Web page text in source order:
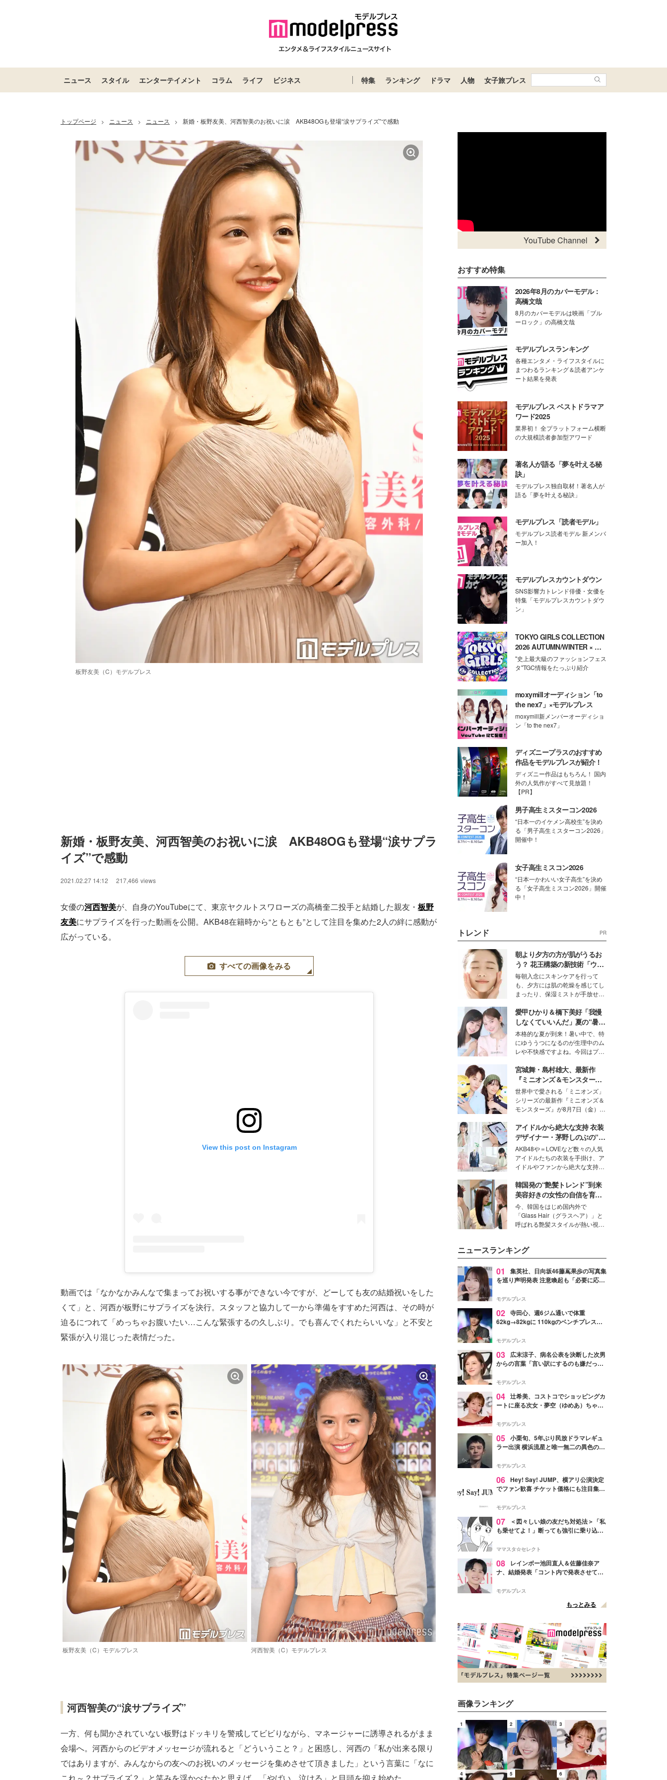
ニュース スタイル エンターテイメント コラム ライフ ビジネス 特集 ランキング ドラマ 人物 女子旅プレス
トップページ > ニュース > ニュース > 新婚・板野友美、河西智美のお祝いに涙 AKB48OGも登場“涙サプライズ”で感動
板野友美（C）モデルプレス
新婚・板野友美、河西智美のお祝いに涙　AKB48OGも登場“涙サプラ
イズ”で感動
2021.02.27 14:12 217,466 views
女優の河西智美が、自身のYouTubeにて、東京ヤクルトスワローズの高橋奎二投手と結婚した親友・ 板野
友美にサプライズを行った動画を公開。AKB48在籍時から“ともとも”として注目を集めた2人の絆に感動が
広がっている。
すべての画像をみる
View this post on Instagram
動画では「なかなかみんなで集まってお祝いする事ができない今ですが、どーしても友の結婚祝いをした
くて」と、河西が板野にサプライズを決行。スタッフと協力して一から準備をすすめた河西は、その時が
迫るにつれて「めっちゃお腹いたい…こんな緊張するの久しぶり。でも喜んでくれたらいいな」と不安と
緊張が入り混じった表情だった。
板野友美（C）モデルプレス 河西智美（C）モデルプレス
河西智美の“涙サプライズ”
一方、何も聞かされていない板野はドッキリを警戒してビビりながら、マネージャーに誘導されるがまま
会場へ。河西からのビデオメッセージが流れると「どういうこと？」と困惑し、河西の「私が出来る限り
ではありますが、みんなからの友へのお祝いのメッセージを集めさせて頂きました」という言葉に「なに
YouTube Channel
おすすめ特集
2026年8月のカバーモデル：
高橋文哉
8月のカバーモデルは映画「ブル
ーロック」の高橋文哉
モデルプレスランキング
各種エンタメ・ライフスタイルに
まつわるランキング＆読者アンケ
ート結果を発表
モデルプレス ベストドラマア
ワード2025
業界初！ 全プラットフォーム横断
の大規模読者参加型アワード
著名人が語る「夢を叶える秘
訣」
モデルプレス独自取材！著名人が
語る「夢を叶える秘訣」
モデルプレス「読者モデル」
モデルプレス読者モデル 新メンバ
ー加入！
モデルプレスカウントダウン
SNS影響力トレンド俳優・女優を
特集「モデルプレスカウントダウ
ン」
TOKYO GIRLS COLLECTION
2026 AUTUMN/WINTER × モ
デルプレス
"史上最大級のファッションフェス
タ"TGC情報をたっぷり紹介
moxymillオーディション「to
the nex7」×モデルプレス
moxymill新メンバーオーディショ
ン「to the nex7」
ディズニープラスのおすすめ
作品をモデルプレスが紹介！
ディズニー作品はもちろん！ 国内
外の人気作がすべて見放題！
【PR】
男子高生ミスターコン2026
“日本一のイケメン高校生”を決め
る「男子高生ミスターコン2026」
開催中！
女子高生ミスコン2026
“日本一かわいい女子高生”を決め
る「女子高生ミスコン2026」開催
中！
トレンド PR
朝より夕方の方が肌がうるお
う？ 花王構築の新技術「ウォ
ーターキャプチャリングスキ
ン（捕水肌）」がスキンケア
の常識を変える予感
毎朝入念にスキンケアを行って
も、夕方には肌の乾燥を感じてし
まったり、保湿ミストが手放せな
な美容の常識を大きく変える可能
性を秘めた、革新的な「Water
Capturing Skin（ウォーターキャ
プチャリングスキン：捕水肌）」
技術を、花王が構築した。
愛甲ひかり＆橋下美好「我慢
しなくていいんだ」夏の“暑さ
対策”の新しい選択肢とは？
本格的な夏が到来！暑い中で、特
にゆううつになるのが生理中のム
レや不快感ですよね。今回はプラ
モデル・愛甲ひかりさんと橋下美
好さんを迎えて本音で女子会トー
ク。猛暑のお出かけを快適に過ご
すヒントや、2人が感動した夏の
生理の新常識にも迫りました。
宮城舞・島村雄大、最新作
『ミニオンズ＆モンスター
ズ』の魅力熱弁 ハチャメチャ
だけじゃない“友情と絆”に感
動
世界中で愛される「ミニオンズ」
シリーズの最新作『ミニオンズ＆
モンスターズ』が8月7日（金）に
ニオン好き”という共通点を持つモ
デルの宮城舞と島村雄大の特別対
談をお届け！それぞれの視点か
ら、今作ならではの魅力や予想外
の感動をもたらす奥深いストーリ
ーについて熱く語り合ってもらっ
た。
アイドルから絶大な支持 衣装
デザイナー・茅野しのぶの“可
愛い”を作る美学＜「シチズン
クロスシー」インタビュー＞
AKB48や＝LOVEなど数々の人気
アイドルたちの衣装を手掛け、ア
イドルやファンから絶大な支持を
取締役兼クリエイティブディレク
ター・茅野しのぶ。一人ひとりの
個性に寄り添い、魅力を引き出す
衣装作りは、多くの女性たちに勇
気と自信を与え続けている。
韓国発の“艶髪トレンド”到来
美容好きの女性の自信を育む
「ヘアケア事情」って？
今、韓国をはじめ国内外で
「Glass Hair（グラスヘア）」と
呼ばれる艶髪スタイルが熱い視線
して、“髪そのものの美しさ”に改
めて注目する人が増えている様
子。今回は、そんな憧れの艶やか
な髪を日常で叶える、美容好きの
ます。
ニュースランキング
01
集英社、日向坂46藤嶌果歩の写真集
を巡り声明発表 注意喚起も「必要に応じ
モデルプレス
02 寺田心、週6ジム通いで体重
62kg→82kgに 110kgのベンチプレス持
「かっこいい」と反響
モデルプレス
03
広末涼子、病名公表を決断した次男
からの言葉「言い訳にするのも嫌だっ
モデルプレス
04 辻希美、コストコでショッピングカ
ートに座る次女・夢空（ゆめあ）ちゃん
ぎ」「成長を感じる」の声
モデルプレス
05 小栗旬、5年ぶり民放ドラマレギュ
ラー出演 横浜流星と唯一無二の異色のバ
モデルプレス
06 Hey! Say! JUMP、横アリ公演決定
でファン歓喜 チケット価格にも注目集ま
モデルプレス
07
＜図々しい娘の友だち対処法＞「私
も乗せてよ！」断っても強引に乗り込ん
ママスタ☆セレクト
08
レインボー池田直人＆佐藤佳奈ア
ナ、結婚発表「コント内で発表させてい
点変更のため
モデルプレス
もっとみる
画像ランキング
1 2 3
4 5 6